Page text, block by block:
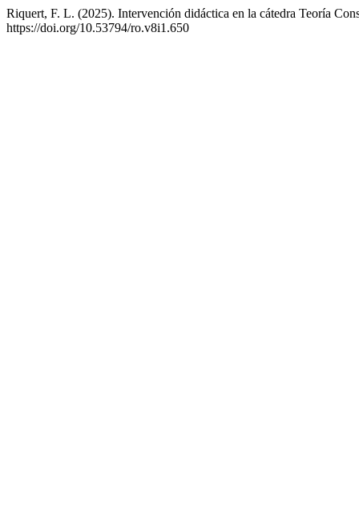
Riquert, F. L. (2025). Intervención didáctica en la cátedra Teoría
https://doi.org/10.53794/ro.v8i1.650